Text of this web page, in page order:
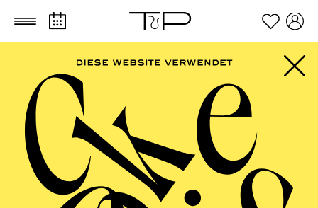
Zum Hauptinhalt springen Zum Footer springen